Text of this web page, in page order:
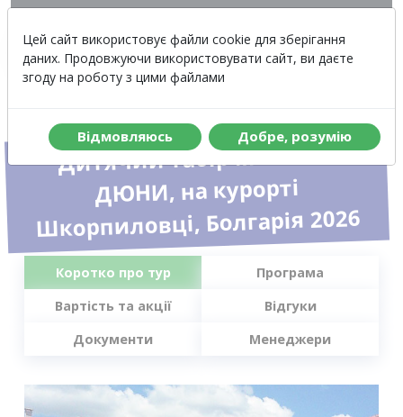
Цей сайт використовує файли cookie для зберігання
даних. Продовжуючи використовувати сайт, ви даєте
згоду на роботу з цими файлами
Вiдмовляюсь Добре, розумiю
Меню Вартість
Дитячий табір МОРСЬКІ
ДЮНИ, на курорті
Шкорпиловці, Болгарія 2026
Коротко про тур
Програма
Вартість та акції
Відгуки
Документи
Менеджери